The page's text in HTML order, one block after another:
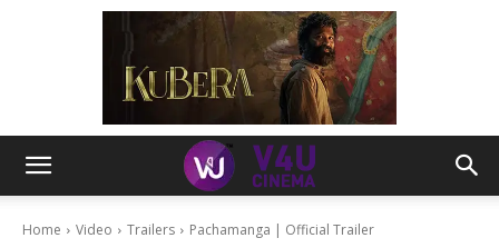
Home Video Trailers Pachamanga | Official Trailer